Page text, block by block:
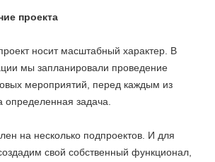
проекта
носит масштабный характер. В
мы запланировали проведение
мероприятий, перед каждым из
определенная задача.
на несколько подпроектов. И для
свой собственный функционал,